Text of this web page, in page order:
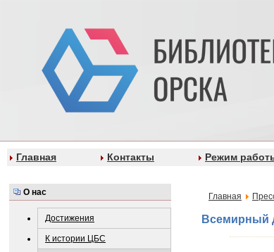
Главная Контакты Режим
О нас
Достижения
К истории ЦБС
Главная
Всемирный